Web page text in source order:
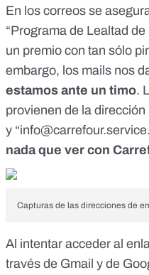
En los correos se
“Programa de Lealtad
un premio con tan sólo
embargo, los mails nos
estamos ante un timo.
provienen de la dirección
y “
nada que ver con
Capturas de las direcciones de
Al intentar acceder al
través de Gmail y de